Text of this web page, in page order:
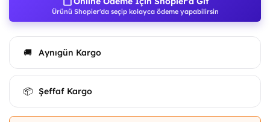
Ürünü Shopier'da seçip kolayca ödeme yapabilirsin
🚚 Aynıgün Kargo
📦 Şeffaf Kargo